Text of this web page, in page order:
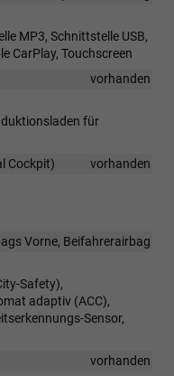
MP3, Schnittstelle USB,
CarPlay, Touchscreen
vorhanden
für
Cockpit)
vorhanden
Vorne, Beifahrerairbag
Safety),
adaptiv (ACC),
Sensor,
vorhanden